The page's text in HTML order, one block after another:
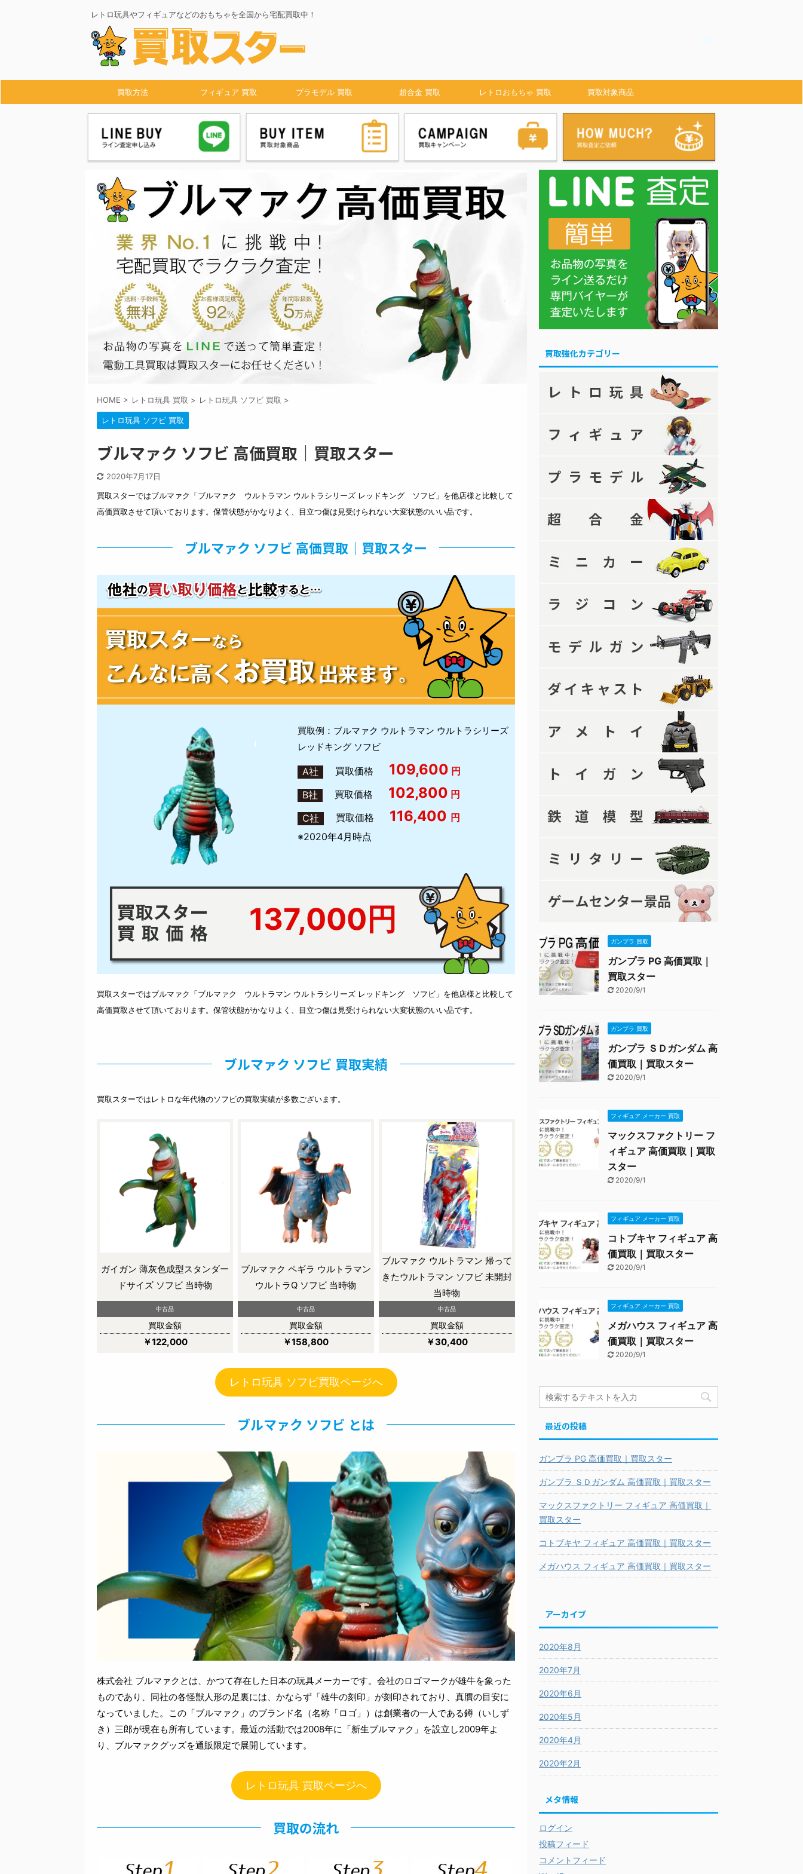
レトロ玩具やフィギュアなどのおもちゃを全国から宅配買取中！
買取方法 フィギュア 買取 プラモデル 買取 超合金 買取 レトロおもちゃ 買取 買取対象商品
HOME > レトロ玩具 買取 > レトロ玩具 ソフビ 買取 >
レトロ玩具 ソフビ 買取
ブルマァク ソフビ 高価買取｜買取スター
2020年7月17日
買取スターではブルマァク「ブルマァク ウルトラマン ウルトラシリーズ レッドキング ソフビ」を他店様と比較して
高価買取させて頂いております。保管状態がかなりよく、目立つ傷は見受けられない大変状態のいい品です。
ブルマァク ソフビ 高価買取｜買取スター
買取例：ブルマァク ウルトラマン ウルトラシリーズ
レッドキング ソフビ
A社 買取価格 109,600 円
B社
買取価格 102,800 円
C社
買取価格 116,400 円
※2020年4月時点
137,000円
買取スターではブルマァク「ブルマァク ウルトラマン ウルトラシリーズ レッドキング ソフビ」を他店様と比較して
高価買取させて頂いております。保管状態がかなりよく、目立つ傷は見受けられない大変状態のいい品です。
ブルマァク ソフビ 買取実績
買取スターではレトロな年代物のソフビの買取実績が多数ございます。
ガイガン 薄灰色成型スタンダー
ドサイズ ソフビ 当時物
中古品
買取金額
￥122,000
ブルマァク ペギラ ウルトラマン
ウルトラQ ソフビ 当時物
中古品
買取金額
￥158,800
ブルマァク ウルトラマン 帰って
きたウルトラマン ソフビ 未開封
当時物
中古品
買取金額
￥30,400
レトロ玩具 ソフビ買取ページへ
ブルマァク ソフビ とは
株式会社 ブルマァクとは、かつて存在した日本の玩具メーカーです。会社のロゴマークが雄牛を象った
ものであり、同社の各怪獣人形の足裏には、かならず「雄牛の刻印」が刻印されており、真贋の目安に
なっていました。この「ブルマァク」のブランド名（名称「ロゴ」）は創業者の一人である鐏（いしず
き）三郎が現在も所有しています。最近の活動では2008年に「新生ブルマァク」を設立し2009年よ
り、ブルマァクグッズを通販限定で展開しています。
レトロ玩具 買取ページへ
買取の流れ
買取強化カテゴリー
ガンプラ 買取
ガンプラ PG 高価買取｜
買取スター
2020/9/1
ガンプラ 買取
ガンプラ ＳＤガンダム 高
価買取｜買取スター
2020/9/1
フィギュア メーカー 買取
マックスファクトリー フ
ィギュア 高価買取｜買取
スター
2020/9/1
フィギュア メーカー 買取
コトブキヤ フィギュア 高
価買取｜買取スター
2020/9/1
フィギュア メーカー 買取
メガハウス フィギュア 高
価買取｜買取スター
2020/9/1
最近の投稿
ガンプラ PG 高価買取｜買取スター
ガンプラ ＳＤガンダム 高価買取｜買取スター
マックスファクトリー フィギュア 高価買取｜
買取スター
コトブキヤ フィギュア 高価買取｜買取スター
メガハウス フィギュア 高価買取｜買取スター
アーカイブ
2020年8月
2020年7月
2020年6月
2020年5月
2020年4月
2020年2月
メタ情報
ログイン
投稿フィード
コメントフィード